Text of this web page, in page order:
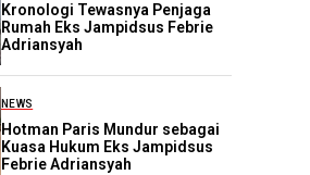
Kronologi Tewasnya Penjaga
Rumah Eks Jampidsus Febrie
Adriansyah
NEWS
Hotman Paris Mundur sebagai
Kuasa Hukum Eks Jampidsus
Febrie Adriansyah